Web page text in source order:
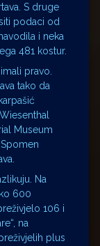
S druge
podaci od
i neka
481 kostur.
pravo.
tako da
Museum
Na
600
106 i
na
plus